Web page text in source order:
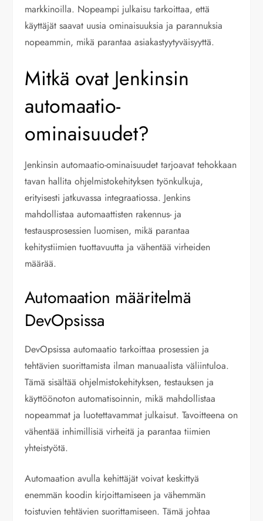
markkinoilla. Nopeampi julkaisu tarkoittaa, että
käyttäjät saavat uusia ominaisuuksia ja parannuksia
nopeammin, mikä parantaa asiakastyytyväisyyttä.
Mitkä ovat Jenkinsin
automaatio-
ominaisuudet?
Jenkinsin automaatio-ominaisuudet tarjoavat tehokkaan
tavan hallita ohjelmistokehityksen työnkulkuja,
erityisesti jatkuvassa integraatiossa. Jenkins
mahdollistaa automaattisten rakennus- ja
testausprosessien luomisen, mikä parantaa
kehitystiimien tuottavuutta ja vähentää virheiden
määrää.
Automaation määritelmä
DevOpsissa
DevOpsissa automaatio tarkoittaa prosessien ja
tehtävien suorittamista ilman manuaalista väliintuloa.
Tämä sisältää ohjelmistokehityksen, testauksen ja
käyttöönoton automatisoinnin, mikä mahdollistaa
nopeammat ja luotettavammat julkaisut. Tavoitteena on
vähentää inhimillisiä virheitä ja parantaa tiimien
yhteistyötä.
Automaation avulla kehittäjät voivat keskittyä
enemmän koodin kirjoittamiseen ja vähemmän
toistuvien tehtävien suorittamiseen. Tämä johtaa